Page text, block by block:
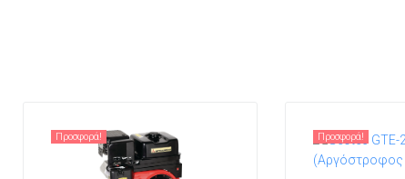
Προσφορά! Προσφορά!